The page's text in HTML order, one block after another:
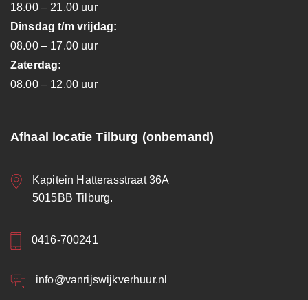
18.00 – 21.00 uur
Dinsdag t/m vrijdag:
08.00 – 17.00 uur
Zaterdag:
08.00 – 12.00 uur
Afhaal locatie Tilburg (onbemand)
Kapitein Hatterasstraat 36A
5015BB Tilburg.
0416-700241
info@vanrijswijkverhuur.nl